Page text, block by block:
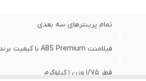
تمام پرینترهای سه بعدی
فیلامنت ABS Premium با کیفیت برند ایکستروژن
قطر 1/75 وزن 1 کیلوگرم